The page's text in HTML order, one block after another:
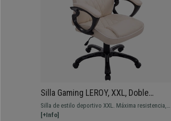
Silla Gaming LEROY, XXL, Doble
Acolchado, Máxima Resistencia, en
Piel color Crema
Silla de estilo deportivo XXL. Máxima resistencia,
con doble acolchado y disponible en varios colores.
[+Info]